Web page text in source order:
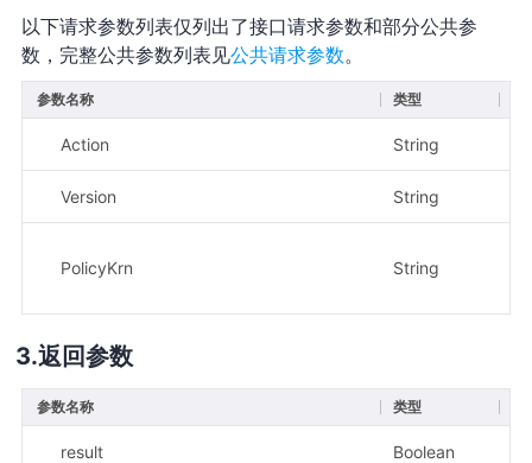
以下请求参数列表仅列出了接口请求参数和部分公共参
数，完整公共参数列表见公共请求参数。
参数名称 类型
Action String
Version String
PolicyKrn String
返回参数
参数名称 类型
result Boolean